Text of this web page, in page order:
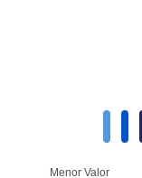
Menor Valor